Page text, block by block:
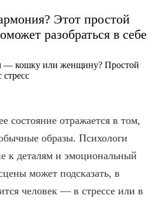
Этот простой
разобраться в себе
состояние отражается в том,
образы. Психологи
к деталям и эмоциональный
может подсказать, в
человек — в стрессе или в